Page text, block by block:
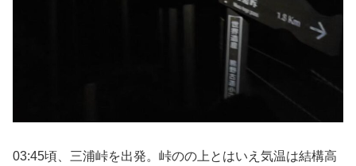
03:45頃、三浦峠を出発。峠のの上とはいえ気温は結構高